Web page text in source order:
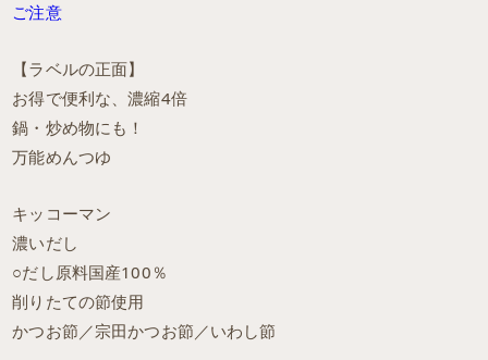
ご注意
【ラベルの正面】
お得で便利な、濃縮4倍
鍋・炒め物にも！
万能めんつゆ
キッコーマン
濃いだし
○だし原料国産100％
削りたての節使用
かつお節／宗田かつお節／いわし節